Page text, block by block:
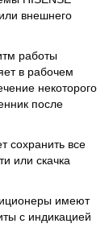
внешнего
работы
в рабочем
некоторого
после
сохранить все
или скачка
имеют
с индикацией